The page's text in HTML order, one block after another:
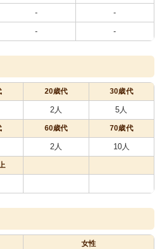
- -
- -
20歳代 30歳代
2人 5人
60歳代 70歳代
2人 10人
女性